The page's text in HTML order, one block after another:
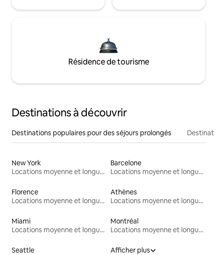
Résidence de tourisme
Destinations à découvrir
Destinations populaires pour des séjours prolongés
New York
Locations moyenne et longue durée
Barcelone
Locations moyenne et longue durée
Florence
Locations moyenne et longue durée
Athènes
Locations moyenne et longue durée
Miami
Locations moyenne et longue durée
Montréal
Locations moyenne et longue durée
Seattle
Afficher plus